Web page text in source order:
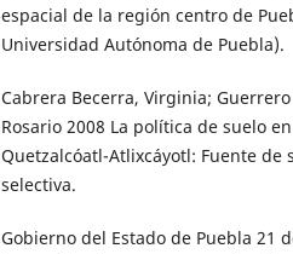
espacial de la región centro de
Universidad Autónoma de Puebla).
Cabrera Becerra, Virginia;
Rosario 2008 La política de suelo
Quetzalcóatl-Atlixcáyotl: Fuente de
selectiva.
Gobierno del Estado de Puebla 21